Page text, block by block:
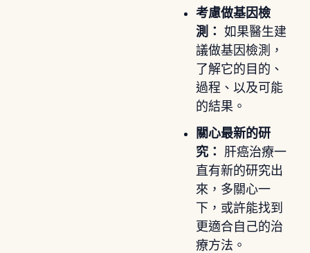
考慮做基因檢
測： 如果醫生建
議做基因檢測，
了解它的目的、
過程、以及可能
的結果。
關心最新的研
究：
肝癌治療一
直有新的研究出
來，多關心一
下，或許能找到
更適合自己的治
療方法。